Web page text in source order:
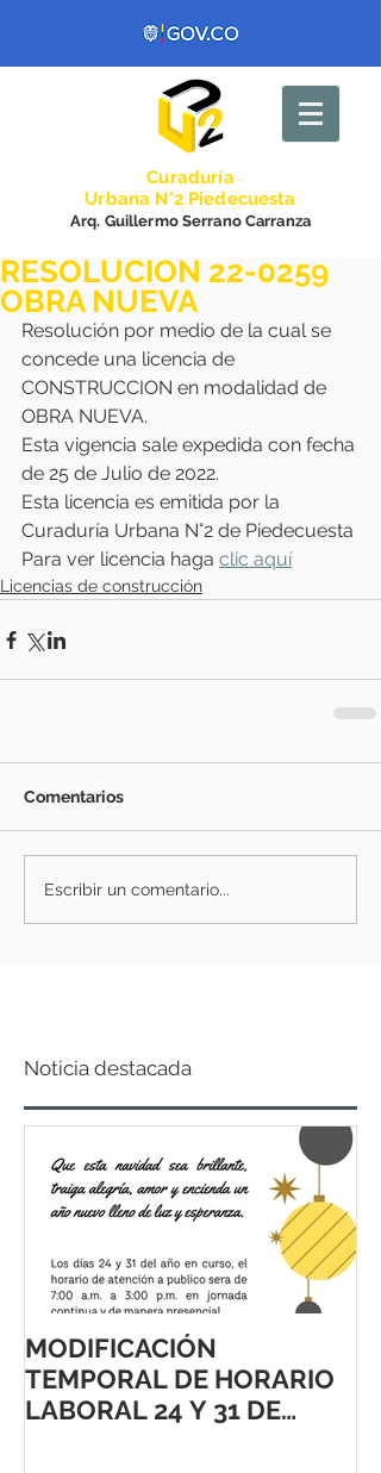
Curaduría
Urbana N°2 Piedecuesta
Arq. Guillermo Serrano Carranza
RESOLUCION 22-0259
OBRA NUEVA
Resolución por medio de la cual se
concede una licencia de
CONSTRUCCION en modalidad de
OBRA NUEVA.
Esta vigencia sale expedida con fecha
de 25 de Julio de 2022.
Esta licencia es emitida por la
Curaduría Urbana N°2 de Piedecuesta
Para ver licencia haga clic aquí
Licencias de construcción
Comentarios
Escribir un comentario...
Noticia destacada
MODIFICACIÓN
TEMPORAL DE HORARIO
LABORAL 24 Y 31 DE